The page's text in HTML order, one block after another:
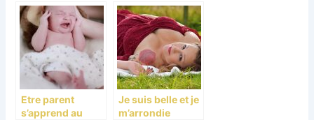
chez l’enfant!
Etre parent
s’apprend au
Je suis belle et je
m’arrondie